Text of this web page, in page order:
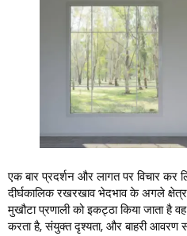
एक बार प्रदर्शन और लागत पर विचार कर
दीर्घकालिक रखरखाव भेदभाव के अगले
मुखौटा प्रणाली को इकट्ठा किया जाता है
करता है, संयुक्त दृश्यता, और बाहरी आवरण